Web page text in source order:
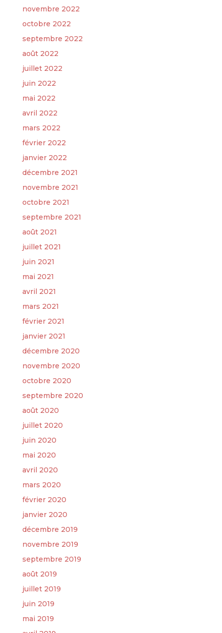
novembre 2022
octobre 2022
septembre 2022
août 2022
juillet 2022
juin 2022
mai 2022
avril 2022
mars 2022
février 2022
janvier 2022
décembre 2021
novembre 2021
octobre 2021
septembre 2021
août 2021
juillet 2021
juin 2021
mai 2021
avril 2021
mars 2021
février 2021
janvier 2021
décembre 2020
novembre 2020
octobre 2020
septembre 2020
août 2020
juillet 2020
juin 2020
mai 2020
avril 2020
mars 2020
février 2020
janvier 2020
décembre 2019
novembre 2019
septembre 2019
août 2019
juillet 2019
juin 2019
mai 2019